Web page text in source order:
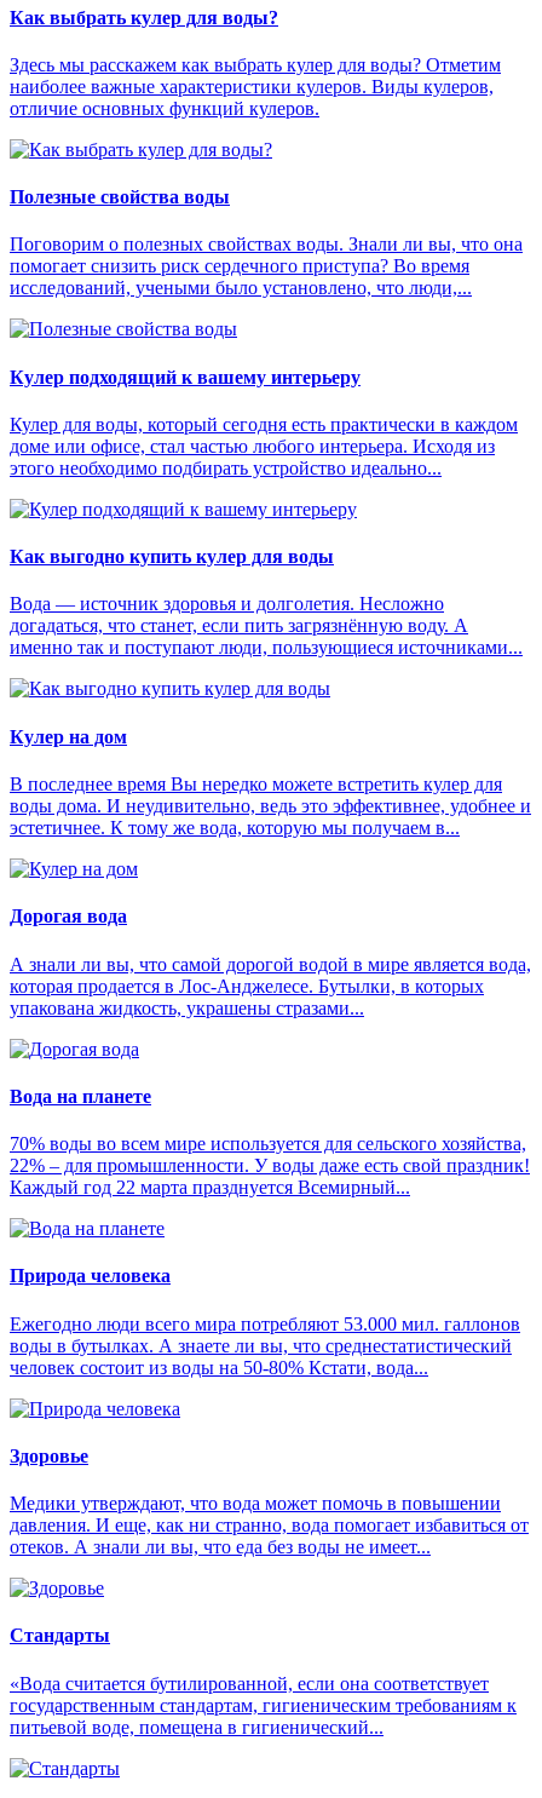
Как выбрать кулер для воды?
Здесь мы расскажем как выбрать кулер для воды? Отметим
наиболее важные характеристики кулеров. Виды кулеров,
отличие основных функций кулеров.
Полезные свойства воды
Поговорим о полезных свойствах воды. Знали ли вы, что она
помогает снизить риск сердечного приступа? Во время
исследований, учеными было установлено, что люди,...
Кулер подходящий к вашему интерьеру
Кулер для воды, который сегодня есть практически в каждом
доме или офисе, стал частью любого интерьера. Исходя из
этого необходимо подбирать устройство идеально...
Как выгодно купить кулер для воды
Вода — источник здоровья и долголетия. Несложно
догадаться, что станет, если пить загрязнённую воду. А
именно так и поступают люди, пользующиеся источниками...
Кулер на дом
В последнее время Вы нередко можете встретить кулер для
воды дома. И неудивительно, ведь это эффективнее, удобнее и
эстетичнее. К тому же вода, которую мы получаем в...
Дорогая вода
А знали ли вы, что самой дорогой водой в мире является вода,
которая продается в Лос-Анджелесе. Бутылки, в которых
упакована жидкость, украшены стразами...
Вода на планете
70% воды во всем мире используется для сельского хозяйства,
22% – для промышленности. У воды даже есть свой праздник!
Каждый год 22 марта празднуется Всемирный...
Природа человека
Ежегодно люди всего мира потребляют 53.000 мил. галлонов
воды в бутылках. А знаете ли вы, что среднестатистический
человек состоит из воды на 50-80% Кстати, вода...
Здоровье
Медики утверждают, что вода может помочь в повышении
давления. И еще, как ни странно, вода помогает избавиться от
отеков. А знали ли вы, что еда без воды не имеет...
Стандарты
«Вода считается бутилированной, если она соответствует
государственным стандартам, гигиеническим требованиям к
питьевой воде, помещена в гигиенический...